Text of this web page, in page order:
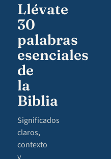
Llévate
30
palabras
esenciales
de
la
Biblia
Significados
claros,
contexto